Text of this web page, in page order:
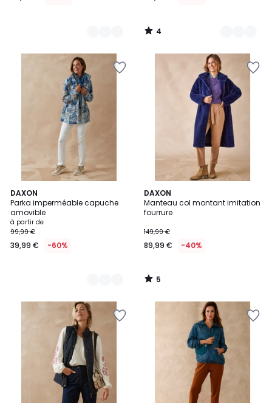
4
/
DAXON
Parka imperméable capuche
amovible
à partir de
99,99 €
39,99 € -60%
2
Couleurs
DAXON
Manteau col montant imitation
fourrure
149,99 €
89,99 € -40%
5
/
5
5
/